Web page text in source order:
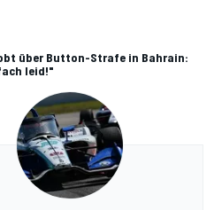
über Button-Strafe in Bahrain:
leid!"